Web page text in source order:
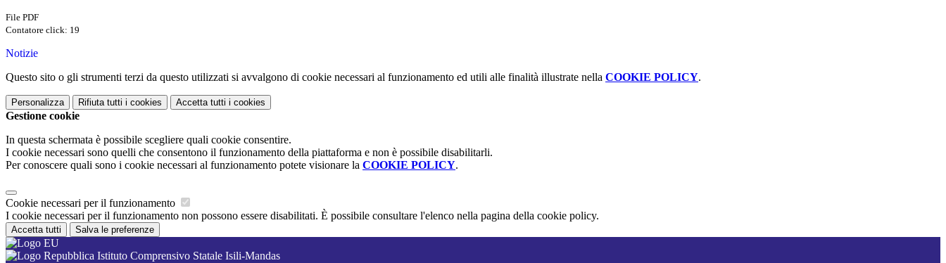
File PDF
Contatore click: 19
Notizie
Questo sito o gli strumenti terzi da questo utilizzati si avvalgono di cookie necessari al funzionamento ed utili alle finalità illustrate nella COOKIE POLICY.
Personalizza Rifiuta tutti i cookies Accetta tutti i cookies
Gestione cookie
In questa schermata è possibile scegliere quali cookie consentire.
I cookie necessari sono quelli che consentono il funzionamento della piattaforma e non è possibile disabilitarli.
Per conoscere quali sono i cookie necessari al funzionamento potete visionare la COOKIE POLICY.
Cookie necessari per il funzionamento
I cookie necessari per il funzionamento non possono essere disabilitati. È possibile consultare l'elenco nella pagina della cookie policy.
Accetta tutti Salva le preferenze
Istituto Comprensivo Statale Isili-Mandas